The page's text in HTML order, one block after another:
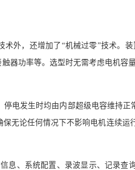
术外，还增加了“机械过零”技术。
器功率等。选型时无需考虑电机容
电发生时均由内部超级电容维持正
无论任何情况下不影响电机连续运
息、系统配置、录波显示、记录查